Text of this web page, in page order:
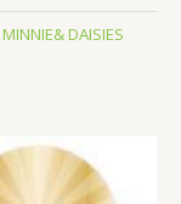
MINNIE& DAISIES